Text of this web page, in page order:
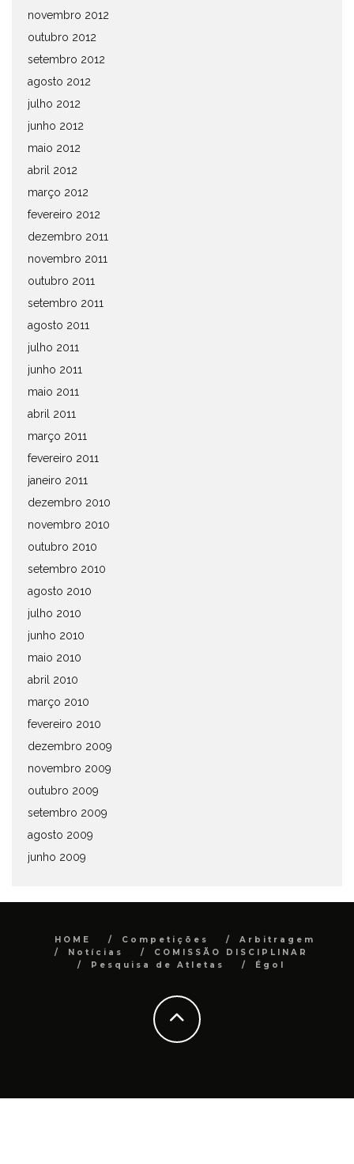
novembro 2012
outubro 2012
setembro 2012
agosto 2012
julho 2012
junho 2012
maio 2012
abril 2012
março 2012
fevereiro 2012
dezembro 2011
novembro 2011
outubro 2011
setembro 2011
agosto 2011
julho 2011
junho 2011
maio 2011
abril 2011
março 2011
fevereiro 2011
janeiro 2011
dezembro 2010
novembro 2010
outubro 2010
setembro 2010
agosto 2010
julho 2010
junho 2010
maio 2010
abril 2010
março 2010
fevereiro 2010
dezembro 2009
novembro 2009
outubro 2009
setembro 2009
agosto 2009
junho 2009
HOME Competições
Arbitragem
Notícias
COMISSÃO DISCIPLINAR
Pesquisa de Atletas
Égol